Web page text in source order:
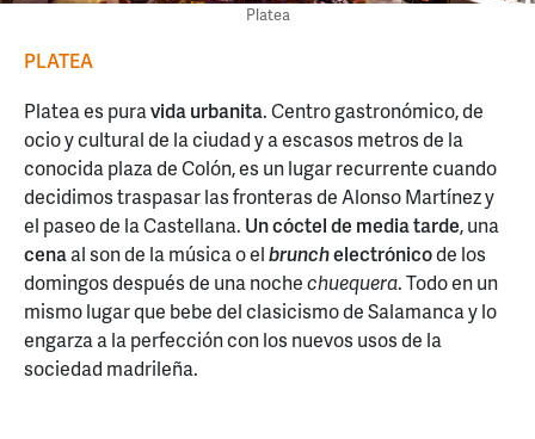
Platea
PLATEA
Platea es puravida urbanita. Centro gastronómico, de
ocio y cultural de la ciudad y a escasos metros de la
conocida plaza de Colón, es un lugar recurrente cuando
decidimos traspasar las fronteras de Alonso Martínez y
el paseo de la Castellana. Un cóctel de media tarde, una
cenaal son de la música o elbrunchelectrónicode los
domingos después de una nochechuequera. Todo en un
mismo lugar que bebe del clasicismo de Salamanca y lo
engarza a la perfección con los nuevos usos de la
sociedad madrileña.